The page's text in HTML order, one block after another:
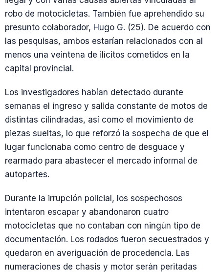
robo de motocicletas. También fue aprehendido su
presunto colaborador, Hugo G. (25). De acuerdo con
las pesquisas, ambos estarían relacionados con al
menos una veintena de ilícitos cometidos en la
capital provincial.
Los investigadores habían detectado durante
semanas el ingreso y salida constante de motos de
distintas cilindradas, así como el movimiento de
piezas sueltas, lo que reforzó la sospecha de que el
lugar funcionaba como centro de desguace y
rearmado para abastecer el mercado informal de
autopartes.
Durante la irrupción policial, los sospechosos
intentaron escapar y abandonaron cuatro
motocicletas que no contaban con ningún tipo de
documentación. Los rodados fueron secuestrados y
quedaron en averiguación de procedencia. Las
numeraciones de chasis y motor serán peritadas